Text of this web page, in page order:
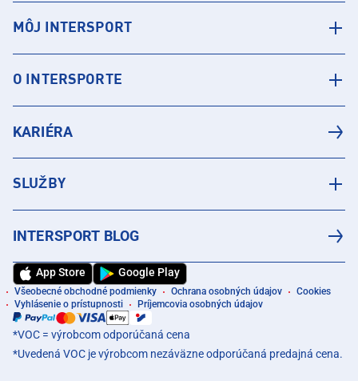
MÔJ INTERSPORT
O INTERSPORTE
KARIÉRA
SLUŽBY
INTERSPORT BLOG
App Store Google Play
Všeobecné obchodné podmienky Ochrana osobných údajov
Cookies
Vyhlásenie o prístupnosti
Príjemcovia osobných údajov
*VOC = výrobcom odporúčaná cena
*Uvedená VOC je výrobcom nezáväzne odporúčaná predajná cena.